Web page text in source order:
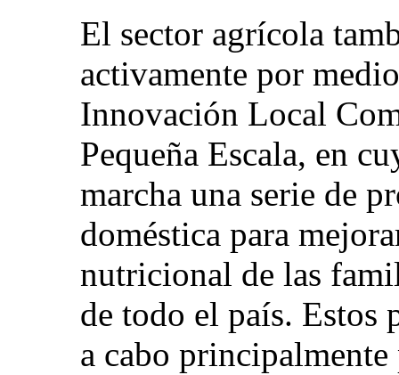
El sector agrícola
activamente por
Innovación Local
Pequeña Escala, en
marcha una serie de
doméstica para
nutricional de las
de todo el país. Estos
a cabo